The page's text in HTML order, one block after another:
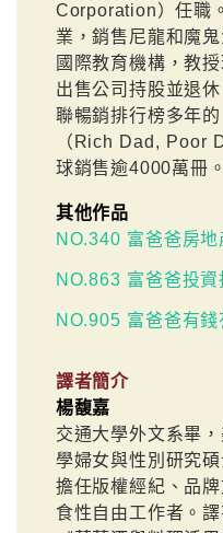
Corporation）任職
業，銷售尼龍和魔
國際教育機構，教
出售公司持股並退
聯暢銷排行榜多年的
（Rich Dad, Poor
球銷售逾4000萬冊。
其他作品
NO.340 富爸爸房地
NO.863 富爸爸投資
NO.905 富爸爸有錢
譯者簡介
楊馥嘉
交通大學外文系畢
學婦女與性別研究
擔任版權經紀、品
食性自由工作者。